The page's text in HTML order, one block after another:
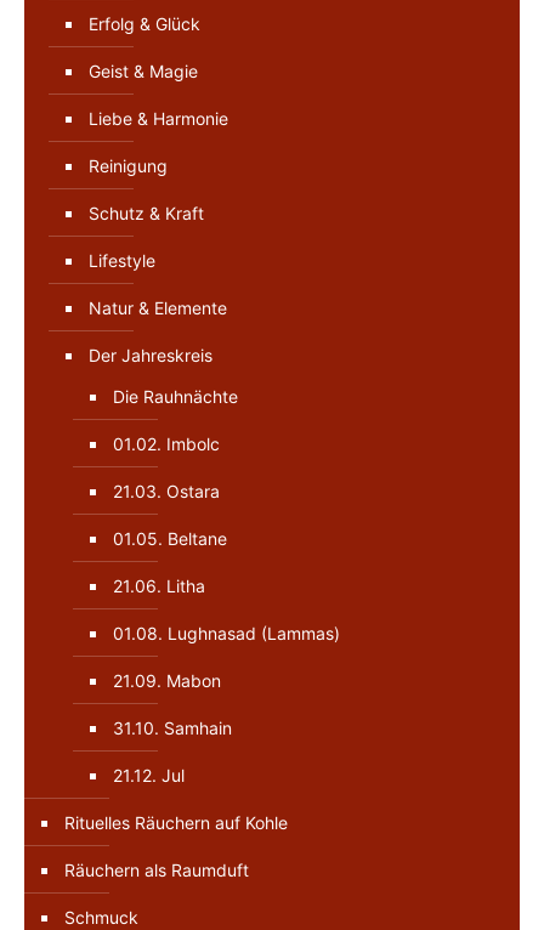
Erfolg & Glück
Geist & Magie
Liebe & Harmonie
Reinigung
Schutz & Kraft
Lifestyle
Natur & Elemente
Der Jahreskreis
Die Rauhnächte
01.02. Imbolc
21.03. Ostara
01.05. Beltane
21.06. Litha
01.08. Lughnasad (Lammas)
21.09. Mabon
31.10. Samhain
21.12. Jul
Rituelles Räuchern auf Kohle
Räuchern als Raumduft
Schmuck